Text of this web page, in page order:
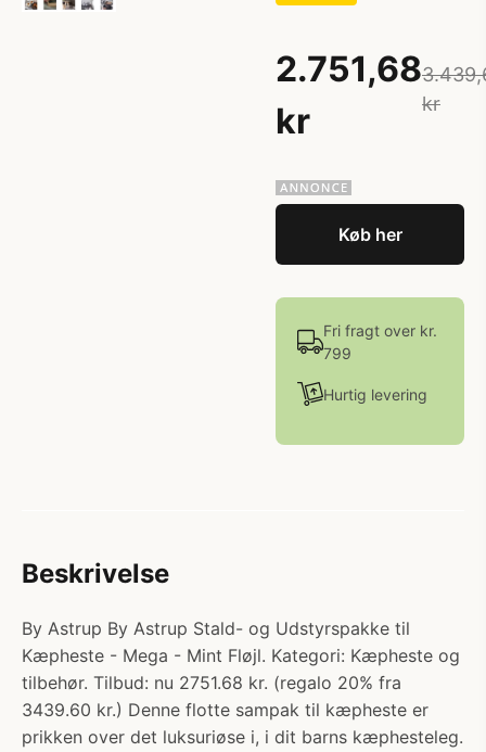
2.751,68
kr
kr
Køb her
Fri fragt over kr.
799
Hurtig levering
Beskrivelse
By Astrup By Astrup Stald- og Udstyrspakke til
Kæpheste - Mega - Mint Fløjl. Kategori: Kæpheste og
tilbehør. Tilbud: nu 2751.68 kr. (regalo 20% fra
3439.60 kr.) Denne flotte sampak til kæpheste er
prikken over det luksuriøse i, i dit barns kæphesteleg.